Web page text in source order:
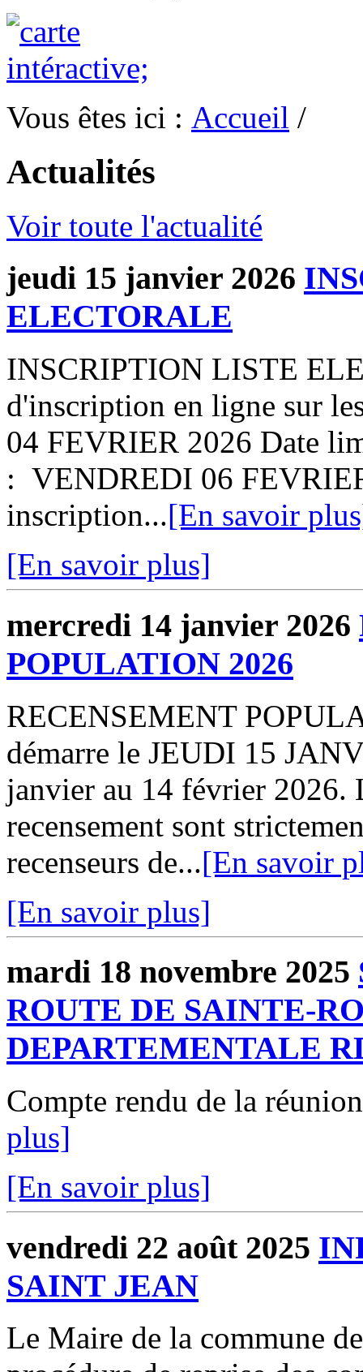
Vous êtes ici : Accueil /
Actualités
Voir toute l'actualité
jeudi 15 janvier 2026
ELECTORALE
INSCRIPTION LISTE
d'inscription en ligne sur
04 FEVRIER 2026 Date
: VENDREDI 06
inscription...[En savoir
[En savoir plus]
mercredi 14 janvier 2026
POPULATION 2026
RECENSEMENT
démarre le JEUDI 15
janvier au 14 février 2026.
recensement sont
recenseurs de...[En savoir
[En savoir plus]
mardi 18 novembre 2025
ROUTE DE SAINTE-
DEPARTEMENTALE
Compte rendu de la
plus]
[En savoir plus]
vendredi 22 août 2025
SAINT JEAN
Le Maire de la commune